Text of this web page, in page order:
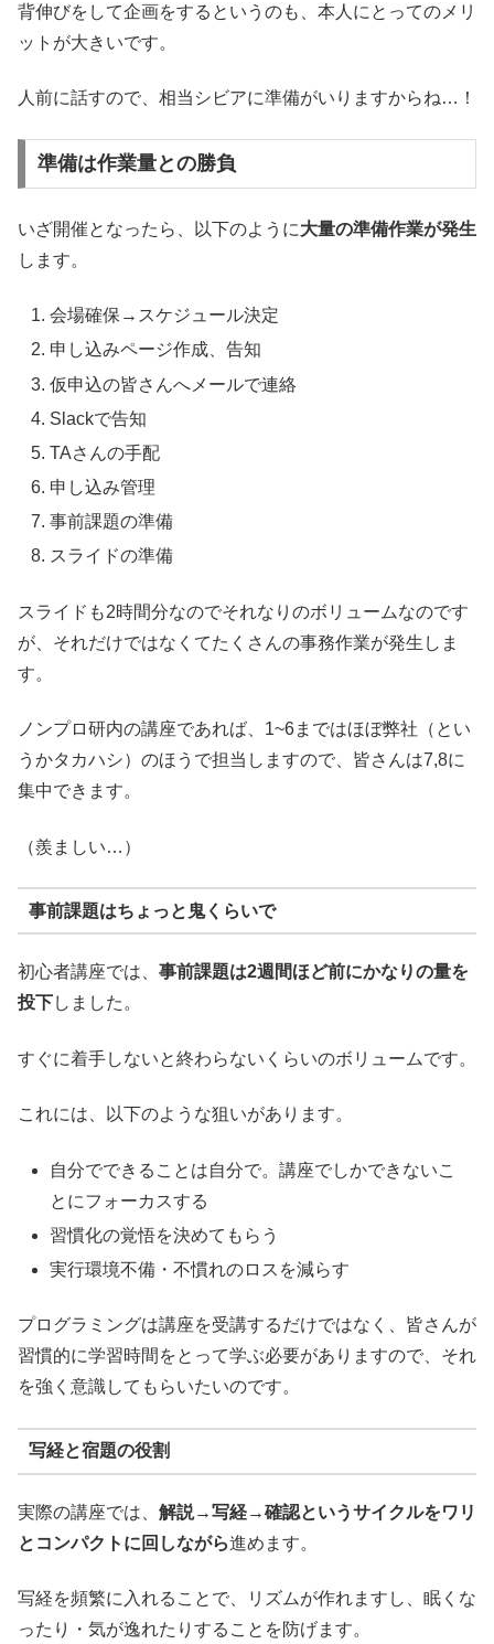
背伸びをして企画をするというのも、本人にとってのメリ
ットが大きいです。
人前に話すので、相当シビアに準備がいりますからね…！
準備は作業量との勝負
いざ開催となったら、以下のように大量の準備作業が発生
します。
会場確保→スケジュール決定
申し込みページ作成、告知
仮申込の皆さんへメールで連絡
Slackで告知
TAさんの手配
申し込み管理
事前課題の準備
スライドの準備
スライドも2時間分なのでそれなりのボリュームなのです
が、それだけではなくてたくさんの事務作業が発生しま
す。
ノンプロ研内の講座であれば、1~6まではほぼ弊社（とい
うかタカハシ）のほうで担当しますので、皆さんは7,8に
集中できます。
（羨ましい…）
事前課題はちょっと鬼くらいで
初心者講座では、 事前課題は2週間ほど前にかなりの量を
投下しました。
すぐに着手しないと終わらないくらいのボリュームです。
これには、以下のような狙いがあります。
自分でできることは自分で。講座でしかできないこ
とにフォーカスする
習慣化の覚悟を決めてもらう
実行環境不備・不慣れのロスを減らす
プログラミングは講座を受講するだけではなく、皆さんが
習慣的に学習時間をとって学ぶ必要がありますので、それ
を強く意識してもらいたいのです。
写経と宿題の役割
実際の講座では、 解説→写経→確認というサイクルをワリ
とコンパクトに回しながら進めます。
写経を頻繁に入れることで、リズムが作れますし、眠くな
ったり・気が逸れたりすることを防げます。